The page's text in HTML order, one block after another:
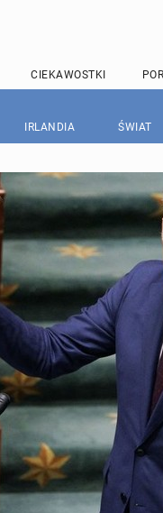
CIEKAWOSTKI
IRLANDIA ŚWIAT